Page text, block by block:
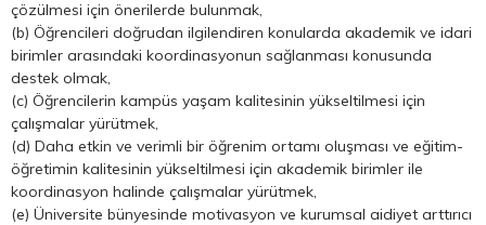
çözülmesi için önerilerde bulunmak,
(b) Öğrencileri doğrudan ilgilendiren konularda akademik ve idari
birimler arasındaki koordinasyonun sağlanması konusunda
destek olmak,
(c) Öğrencilerin kampüs yaşam kalitesinin yükseltilmesi için
çalışmalar yürütmek,
(d) Daha etkin ve verimli bir öğrenim ortamı oluşması ve eğitim-
öğretimin kalitesinin yükseltilmesi için akademik birimler ile
koordinasyon halinde çalışmalar yürütmek,
(e) Üniversite bünyesinde motivasyon ve kurumsal aidiyet arttırıcı